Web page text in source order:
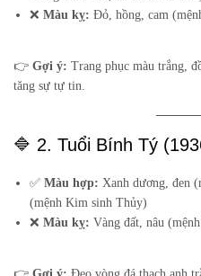
❌Màu kỵ: Đỏ, hồng, cam
👉 Gợi ý: Trang phục màu trắng,
tăng sự tự tin.
🔷 2. Tuổi Bính Tý
✅Màu hợp: Xanh dương, đen
(mệnh Kim sinh Thủy)
❌Màu kỵ: Vàng đất, nâu